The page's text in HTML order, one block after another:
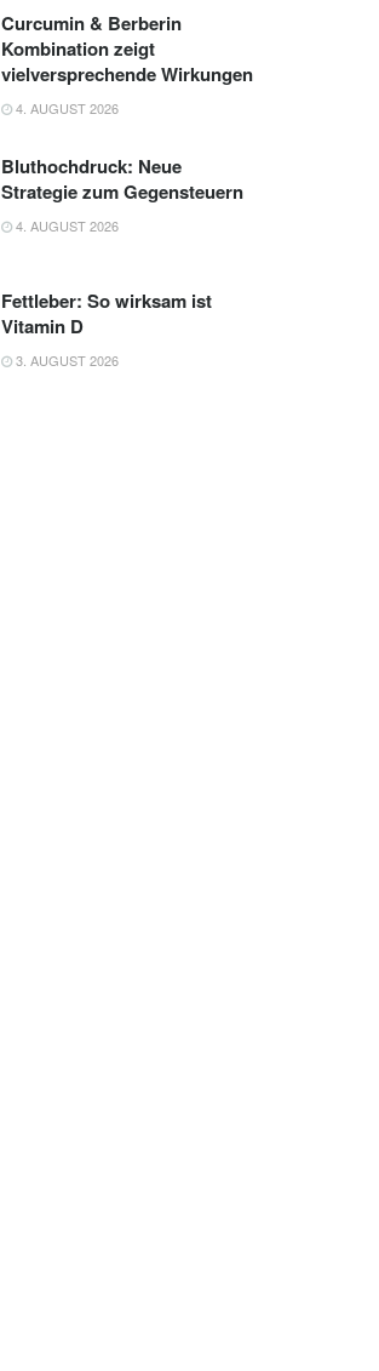
Curcumin & Berberin
Kombination zeigt
vielversprechende Wirkungen
4. AUGUST 2026
Bluthochdruck: Neue
Strategie zum Gegensteuern
4. AUGUST 2026
Fettleber: So wirksam ist
Vitamin D
3. AUGUST 2026